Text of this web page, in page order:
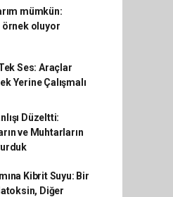
mümkün:
örnek oluyor
Ses: Araçlar
Yerine Çalışmalı
Düzeltti:
ve Muhtarların
Kibrit Suyu: Bir
Diğer